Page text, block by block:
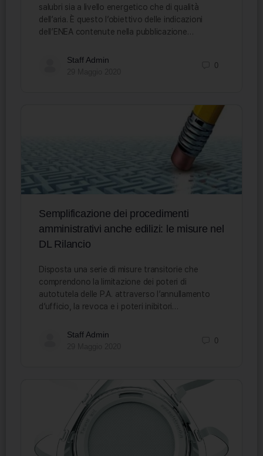
salubri sia a livello energetico che di qualità
dell’aria. È questo l’obiettivo delle indicazioni
dell’ENEA contenute nella pubblicazione…
Staff Admin
0
Semplificazione dei procedimenti
amministrativi anche edilizi: le misure nel
DL Rilancio
Disposta una serie di misure transitorie che
comprendono la limitazione dei poteri di
autotutela delle P.A. attraverso l’annullamento
d’ufficio, la revoca e i poteri inibitori…
Staff Admin
0